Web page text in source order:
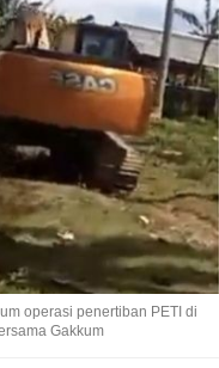
operasi penertiban PETI di
Gakkum